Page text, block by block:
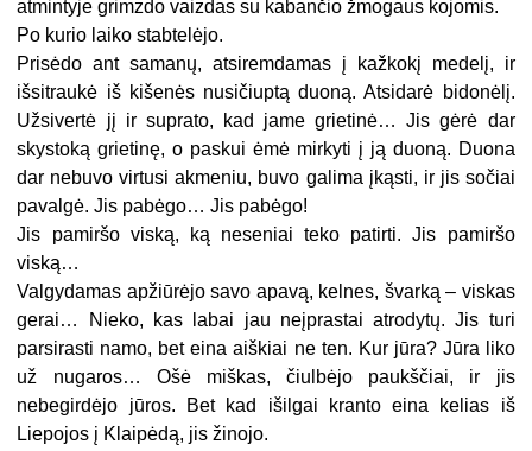
atmintyje grimzdo vaizdas su kabančio žmogaus kojomis.
Po kurio laiko stabtelėjo.
Prisėdo ant samanų, atsiremdamas į kažkokį medelį, ir
išsitraukė iš kišenės nusičiuptą duoną. Atsidarė bidonėlį.
Užsivertė jį ir suprato, kad jame grietinė… Jis gėrė dar
skystoką grietinę, o paskui ėmė mirkyti į ją duoną. Duona
dar nebuvo virtusi akmeniu, buvo galima įkąsti, ir jis sočiai
pavalgė. Jis pabėgo… Jis pabėgo!
Jis pamiršo viską, ką neseniai teko patirti. Jis pamiršo
viską…
Valgydamas apžiūrėjo savo apavą, kelnes, švarką – viskas
gerai… Nieko, kas labai jau neįprastai atrodytų. Jis turi
parsirasti namo, bet eina aiškiai ne ten. Kur jūra? Jūra liko
už nugaros… Ošė miškas, čiulbėjo paukščiai, ir jis
nebegirdėjo jūros. Bet kad išilgai kranto eina kelias iš
Liepojos į Klaipėdą, jis žinojo.